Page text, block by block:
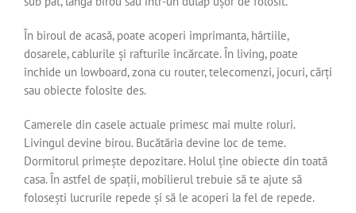
În biroul de acasă, poate acoperi imprimanta, hârtiile,
dosarele, cablurile și rafturile încărcate. În living, poate
închide un lowboard, zona cu router, telecomenzi, jocuri, cărți
sau obiecte folosite des.
Camerele din casele actuale primesc mai multe roluri.
Livingul devine birou. Bucătăria devine loc de teme.
Dormitorul primește depozitare. Holul ține obiecte din toată
casa. În astfel de spații, mobilierul trebuie să te ajute să
folosești lucrurile repede și să le acoperi la fel de repede.